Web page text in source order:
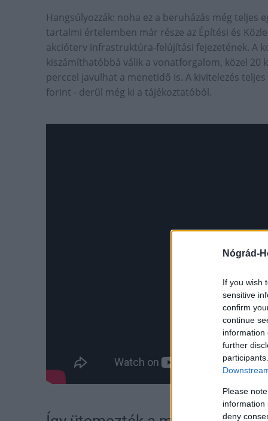
Nógrád-
If you wish
sensitive
confirm
continue
information
further
Please
information
deny
Hangsúlyozzák: noha ez a beruházás még teljes
tartalmi értelemben már része az Építési és
akcióterv infrastruktúra-felújítási fejezetének. A
kiszámíthatóbbá válik a vonatforgalom, közel 20
perccel javulhat a menetidő is. A kivitelezés
forint - derül még ki a tájékoztatóból.